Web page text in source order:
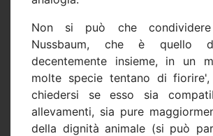
Non si può che
Nussbaum, che è quello
decentemente insieme, in un
molte specie tentano di
chiedersi se esso sia
allevamenti, sia pure
della dignità animale (si può